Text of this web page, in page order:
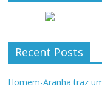
Recent Posts
Homem-Aranha traz